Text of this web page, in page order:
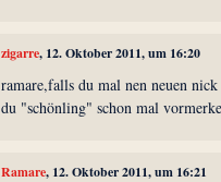
zigarre, 12. Oktober 2011, um 16:20
ramare,falls du mal nen neuen
du "schönling" schon mal
Ramare, 12. Oktober 2011, um 16:21